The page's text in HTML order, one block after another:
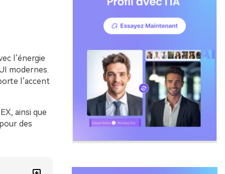
l’énergie
modernes.
l’accent
ainsi que
des